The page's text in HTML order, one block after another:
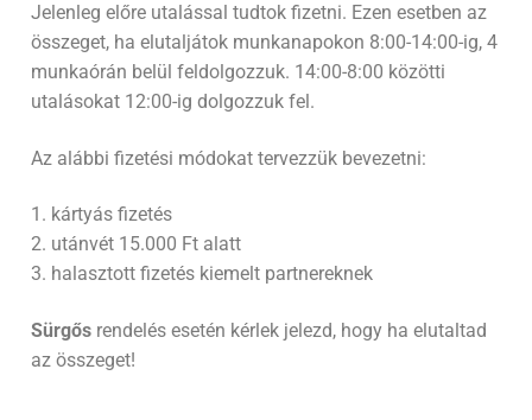
Jelenleg előre utalással tudtok fizetni. Ezen esetben az
összeget, ha elutaljátok munkanapokon 8:00-14:00-ig, 4
munkaórán belül feldolgozzuk. 14:00-8:00 közötti
utalásokat 12:00-ig dolgozzuk fel.
Az alábbi fizetési módokat tervezzük bevezetni:
1. kártyás fizetés
2. utánvét 15.000 Ft alatt
3. halasztott fizetés kiemelt partnereknek
Sürgős rendelés esetén kérlek jelezd, hogy ha elutaltad
az összeget!